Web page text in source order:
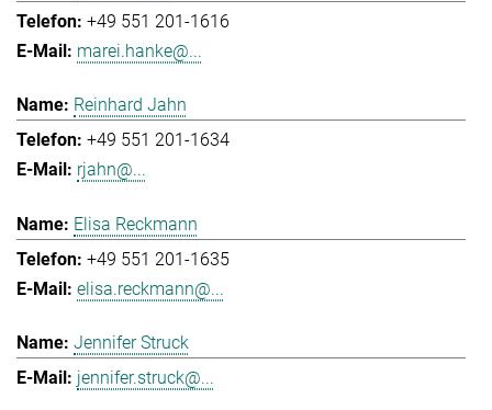
+49 551 201-1616
marei.hanke@...
Reinhard Jahn
+49 551 201-1634
rjahn@...
Elisa Reckmann
+49 551 201-1635
elisa.reckmann@...
Jennifer Struck
jennifer.struck@...